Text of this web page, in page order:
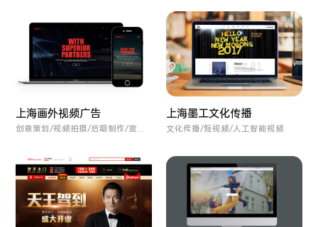
上海画外视频广告
创意策划/视频拍摄/后期制作/宣传
上海墨工文化传播
文化传播/短视频/人工智能视频